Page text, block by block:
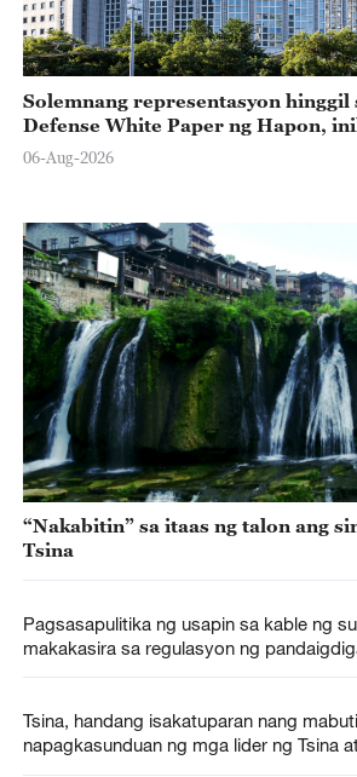
Solemnang representasyon hinggil
Defense White Paper ng Hapon,
06-Aug-2026
“Nakabitin” sa itaas ng talon ang
Tsina
Pagsasapulitika ng usapin sa kable ng
makakasira sa regulasyon ng
Tsina, handang isakatuparan nang
napagkasunduan ng mga lider ng Tsina